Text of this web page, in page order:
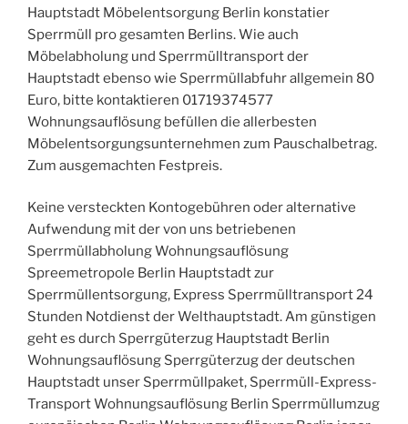
Hauptstadt Möbelentsorgung Berlin konstatier
Sperrmüll pro gesamten Berlins. Wie auch
Möbelabholung und Sperrmülltransport der
Hauptstadt ebenso wie Sperrmüllabfuhr allgemein 80
Euro, bitte kontaktieren 01719374577
Wohnungsauflösung befüllen die allerbesten
Möbelentsorgungsunternehmen zum Pauschalbetrag.
Zum ausgemachten Festpreis.
Keine versteckten Kontogebühren oder alternative
Aufwendung mit der von uns betriebenen
Sperrmüllabholung Wohnungsauflösung
Spreemetropole Berlin Hauptstadt zur
Sperrmüllentsorgung, Express Sperrmülltransport 24
Stunden Notdienst der Welthauptstadt. Am günstigen
geht es durch Sperrgüterzug Hauptstadt Berlin
Wohnungsauflösung Sperrgüterzug der deutschen
Hauptstadt unser Sperrmüllpaket, Sperrmüll-Express-
Transport Wohnungsauflösung Berlin Sperrmüllumzug